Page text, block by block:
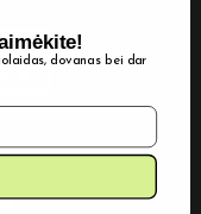
dovanas bei dar